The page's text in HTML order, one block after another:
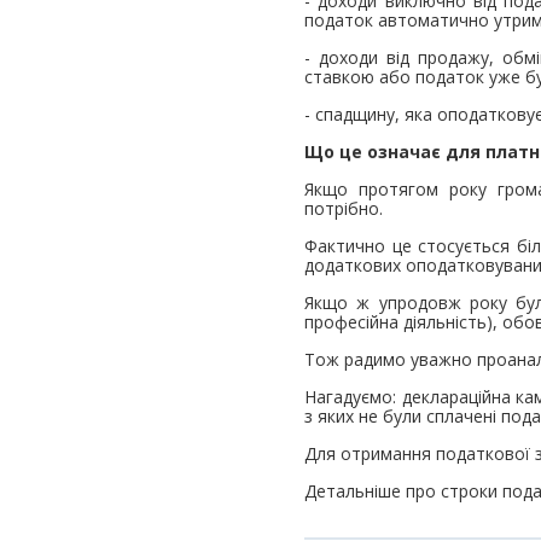
податок автоматично
- доходи від продажу,
ставкою або податок уже
- спадщину, яка
Що це означає для
Якщо протягом року
потрібно.
Фактично це стосується
додаткових
Якщо ж упродовж року
професійна діяльність),
Тож радимо уважно
Нагадуємо: деклараційна
з яких не були сплачені
Для отримання податкової
Детальніше про строки